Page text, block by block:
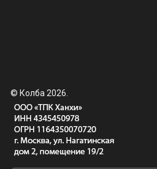
© Колба 2026.